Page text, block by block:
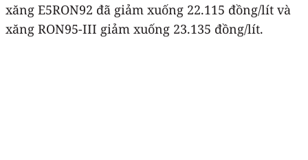
xăng E5RON92 đã giảm xuống 22.115 đồng/lít và
xăng RON95-III giảm xuống 23.135 đồng/lít.